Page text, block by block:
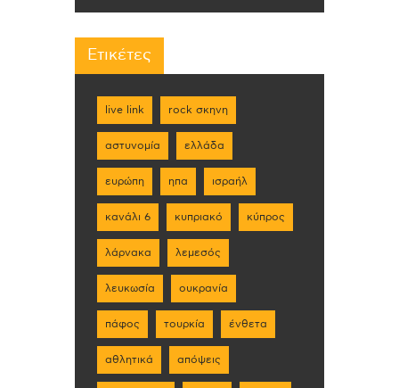
Ετικέτες
live link rock σκηνη
αστυνομία ελλάδα
ευρώπη ηπα ισραήλ
κανάλι 6 κυπριακό κύπρος
λάρνακα λεμεσός
λευκωσία ουκρανία
πάφος τουρκία ένθετα
αθλητικά απόψεις